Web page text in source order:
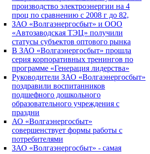
производство электроэнергии на 4
проц по сравнению с 2008 г до 82,
ЗАО «Волгаэнергосбыт» и ООО
«Автозаводская ТЭЦ» получили
статусы субъектов оптового рынка
В ЗАО «Волгаэнергосбыт» прошла
серия корпоративных тренингов по
программе «Генерация лидерства»
Руководители ЗАО «Волгаэнергосбыт»
поздравили воспитанников
подшефного дошкольного
образовательного учреждения с
праздни
АО «Волгаэнергосбыт»
совершенствует формы работы с
потребителями
ЗАО «Волгаэнергосбыт» - самая